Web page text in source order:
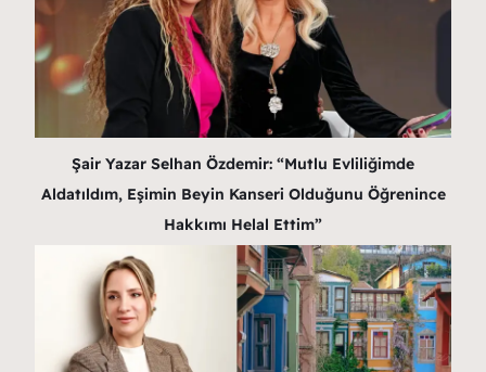
Şair Yazar Selhan Özdemir: “Mutlu Evliliğimde
Aldatıldım, Eşimin Beyin Kanseri Olduğunu Öğrenince
Hakkımı Helal Ettim”